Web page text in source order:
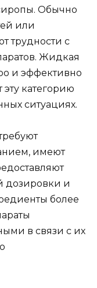
Обычно
или
трудности с
Жидкая
и эффективно
эту категорию
ситуациях.
имеют
дозировки и
более
в связи с их